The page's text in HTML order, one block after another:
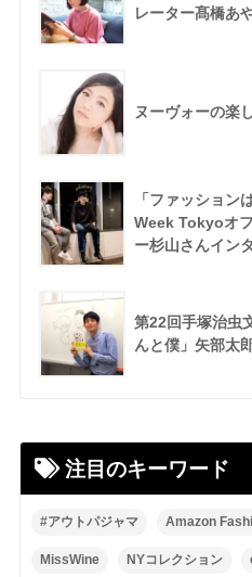
レーター髙橋あ
ヌーヴォーの楽
「ファッショ
Week Tokyoオ
ー杉山さんイン
第22回手塚治虫
んと僕」矢部太
注目のキーワード
#アウトパジャマ Amazon
MissWine NYコレクション